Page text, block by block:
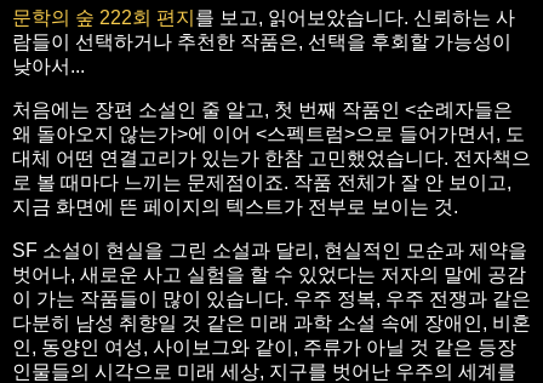
문학의 숲 222회 편지 를 보고, 읽어보았습니다. 신뢰하는 사
람들이 선택하거나 추천한 작품은, 선택을 후회할 가능성이
낮아서...
처음에는 장편 소설인 줄 알고, 첫 번째 작품인 <순례자들은
왜 돌아오지 않는가>에 이어 <스펙트럼>으로 들어가면서, 도
대체 어떤 연결고리가 있는가 한참 고민했었습니다. 전자책으
로 볼 때마다 느끼는 문제점이죠. 작품 전체가 잘 안 보이고,
지금 화면에 뜬 페이지의 텍스트가 전부로 보이는 것.
SF 소설이 현실을 그린 소설과 달리, 현실적인 모순과 제약을
벗어나, 새로운 사고 실험을 할 수 있었다는 저자의 말에 공감
이 가는 작품들이 많이 있습니다. 우주 정복, 우주 전쟁과 같은
다분히 남성 취향일 것 같은 미래 과학 소설 속에 장애인, 비혼
인, 동양인 여성, 사이보그와 같이, 주류가 아닐 것 같은 등장
인물들의 시각으로 미래 세상, 지구를 벗어난 우주의 세계를